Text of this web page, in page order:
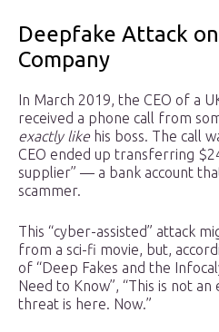
Deepfake Attack
Company
In March 2019, the CEO of a
received a phone call from
exactly likehis boss. The call
CEO ended up transferring
supplier” — a bank account
scammer.
This “cyber-assisted” attack
from a sci-fi movie, but,
of “Deep Fakes and the
Need to Know”, “This is not
threat is here. Now.”